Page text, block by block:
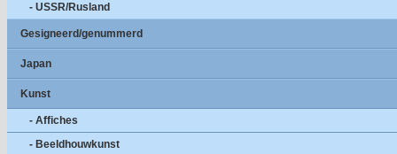
- USSR/Rusland
Gesigneerd/genummerd
Japan
Kunst
- Affiches
- Beeldhouwkunst